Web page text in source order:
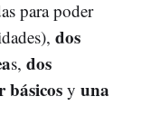
para poder
dos
s, dos
y una